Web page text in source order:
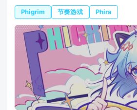
Phigrim 节奏游戏 Phira